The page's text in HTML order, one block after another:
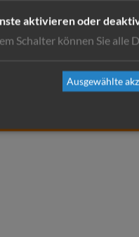
wird der
aktivieren oder
Schalter können Sie alle
Ausgewählte